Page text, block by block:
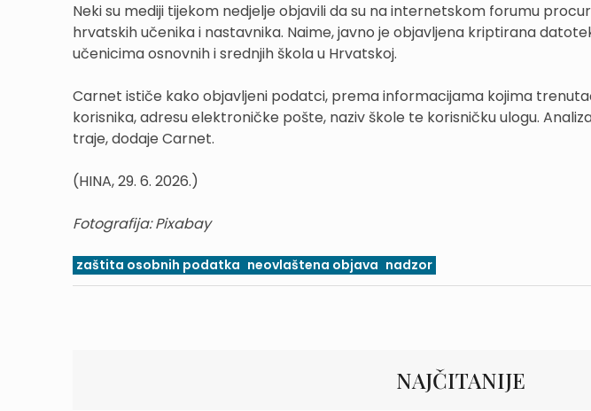
Neki su mediji tijekom nedjelje objavili da su na internetskom forumu
hrvatskih učenika i nastavnika. Naime, javno je objavljena kriptirana
učenicima osnovnih i srednjih škola u Hrvatskoj.
Carnet ističe kako objavljeni podatci, prema informacijama kojima
korisnika, adresu elektroničke pošte, naziv škole te korisničku ulogu.
traje, dodaje Carnet.
(HINA, 29. 6. 2026.)
Fotografija: Pixabay
zaštita osobnih podatka neovlaštena objava nadzor
NAJČITANIJE